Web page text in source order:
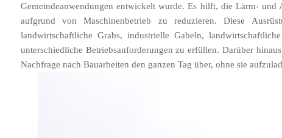
Gemeindeanwendungen entwickelt wurde. Es hilft, die Lärm-
aufgrund von Maschinenbetrieb zu reduzieren. Diese
landwirtschaftliche Grabs, industrielle Gabeln,
unterschiedliche Betriebsanforderungen zu erfüllen. Darüber
Nachfrage nach Bauarbeiten den ganzen Tag über, ohne sie